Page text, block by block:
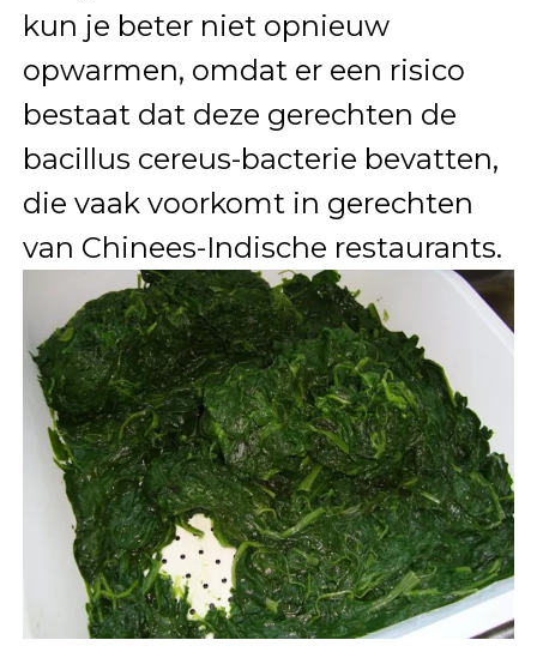
kun je beter niet opnieuw
opwarmen, omdat er een risico
bestaat dat deze gerechten de
bacillus cereus-bacterie bevatten,
die vaak voorkomt in gerechten
van Chinees-Indische restaurants.